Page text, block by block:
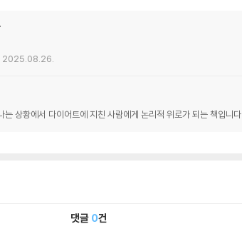
2025.08.26.
는 상황에서 다이어트에 지친 사람에게 논리적 위로가 되는 책입니다
댓글 0건